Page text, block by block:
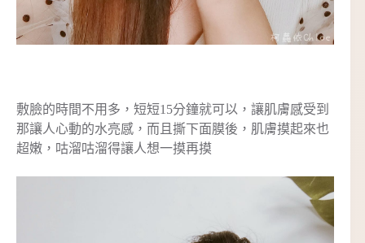
敷臉的時間不用多，短短15分鐘就可以，讓肌膚感受到
那讓人心動的水亮感，而且撕下面膜後，肌膚摸起來也
超嫩，咕溜咕溜得讓人想一摸再摸